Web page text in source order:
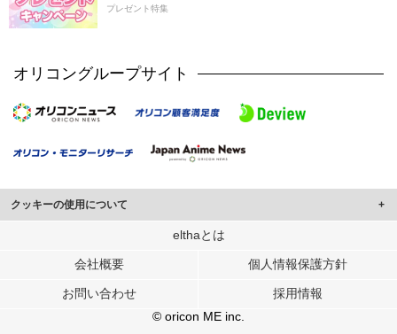
プレゼント特集
オリコングループサイト
クッキーの使用について
このサイトでは Cookie を使用して、ユーザーに合わせたコンテンツや広告の
行っています。
メディアや広告配信、データ解析の各パートナーに提供しています。
各パートナーは、この情報とユーザーが各パートナーに提供した他の情報や、
ユーザーが各パートナーのサービスを使用したときに収集した他の情報を組み
elthaとは
会社概要 個人情報保護方針
お問い合わせ
採用情報
© oricon ME inc.